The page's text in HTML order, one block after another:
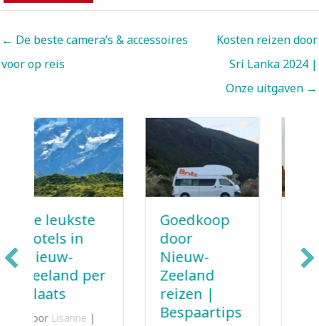
← De beste camera’s & accessoires
voor op reis
Kosten reizen door
Sri Lanka 2024 |
Onze uitgaven →
Goedkoop
door
Nieuw-
Zeeland
reizen |
Bespaartips
Simkaart
Egypte
kopen | Een
handig
overzicht
DoorLisanne